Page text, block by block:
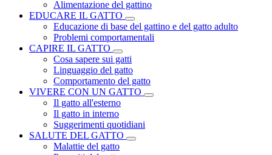
Alimentazione del gattino
EDUCARE IL GATTO
Educazione di base del gattino e del gatto adulto
Problemi comportamentali
CAPIRE IL GATTO
Cosa sapere sui gatti
Linguaggio del gatto
Comportamento del gatto
VIVERE CON UN GATTO
Il gatto all'esterno
Il gatto in interno
Suggerimenti quotidiani
SALUTE DEL GATTO
Malattie del gatto